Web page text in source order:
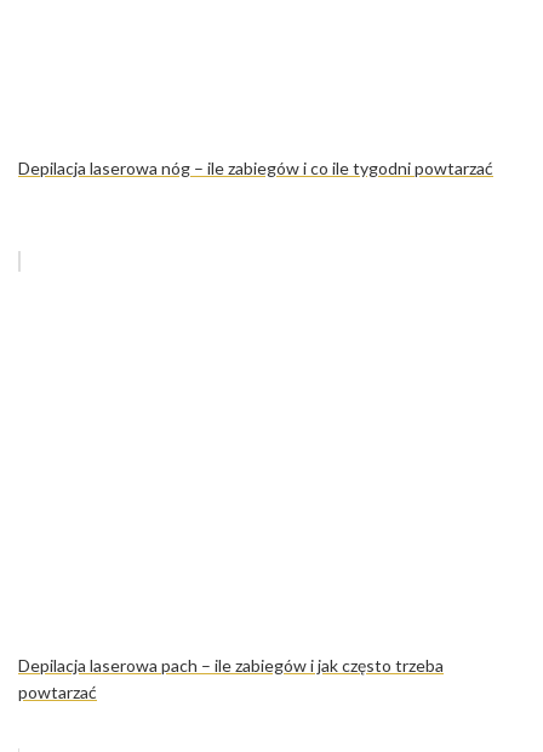
Depilacja laserowa nóg – ile zabiegów i co ile tygodni powtarzać
Depilacja laserowa pach – ile zabiegów i jak często trzeba
powtarzać